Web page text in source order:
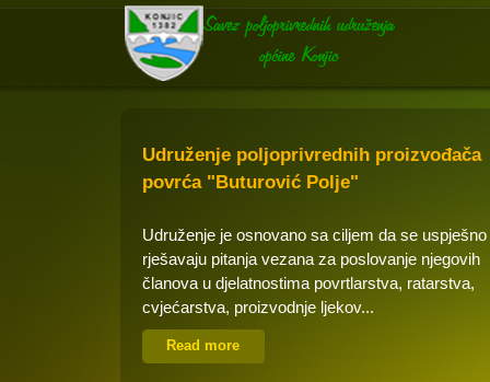
Udruženje poljoprivrednih proizvođača
povrća "Buturović Polje"
Udruženje je osnovano sa ciljem da se uspješno
rješavaju pitanja vezana za poslovanje njegovih
članova u djelatnostima povrtlarstva, ratarstva,
cvjećarstva, proizvodnje ljekov...
Read more